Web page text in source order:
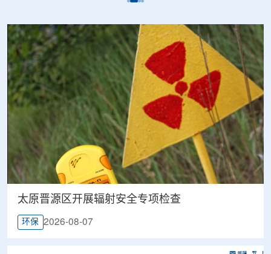
太原晋源区开展辐射安全专项检查
环保 2026-08-07